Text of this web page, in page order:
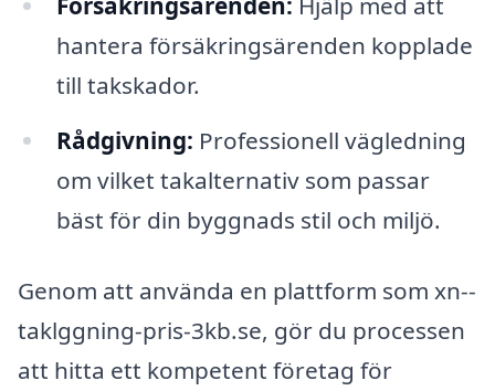
hantera försäkringsärenden kopplade
till takskador.
Rådgivning: Professionell vägledning
om vilket takalternativ som passar
bäst för din byggnads stil och miljö.
Genom att använda en plattform som xn--
taklggning-pris-3kb.se, gör du processen
att hitta ett kompetent företag för